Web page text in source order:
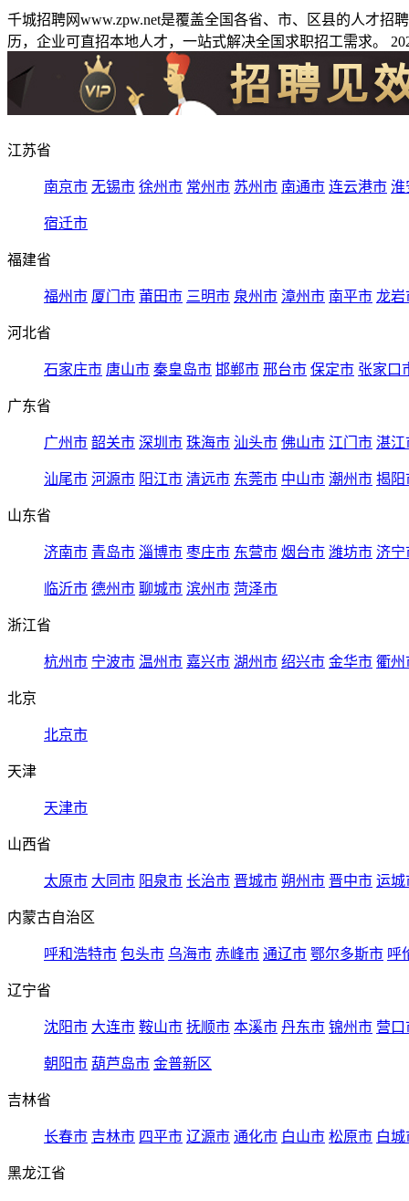
千城招聘网www.zpw.net是覆盖全国各省、市、区县的人才
历，企业可直招本地人才，一站式解决全国求职招工需求。
江苏省
南京市 无锡市 徐州市 常州市 苏州市 南通市 连云港市 淮
宿迁市
福建省
福州市 厦门市 莆田市 三明市 泉州市 漳州市 南平市 龙岩
河北省
石家庄市 唐山市 秦皇岛市 邯郸市 邢台市 保定市 张家口
广东省
广州市 韶关市 深圳市 珠海市 汕头市 佛山市 江门市 湛江
汕尾市 河源市 阳江市 清远市 东莞市 中山市 潮州市 揭阳
山东省
济南市 青岛市 淄博市 枣庄市 东营市 烟台市 潍坊市 济宁
临沂市 德州市 聊城市 滨州市 菏泽市
浙江省
杭州市 宁波市 温州市 嘉兴市 湖州市 绍兴市 金华市 衢州
北京
北京市
天津
天津市
山西省
太原市 大同市 阳泉市 长治市 晋城市 朔州市 晋中市 运城
内蒙古自治区
呼和浩特市 包头市 乌海市 赤峰市 通辽市 鄂尔多斯市 呼
辽宁省
沈阳市 大连市 鞍山市 抚顺市 本溪市 丹东市 锦州市 营口
朝阳市 葫芦岛市 金普新区
吉林省
长春市 吉林市 四平市 辽源市 通化市 白山市 松原市 白城
黑龙江省